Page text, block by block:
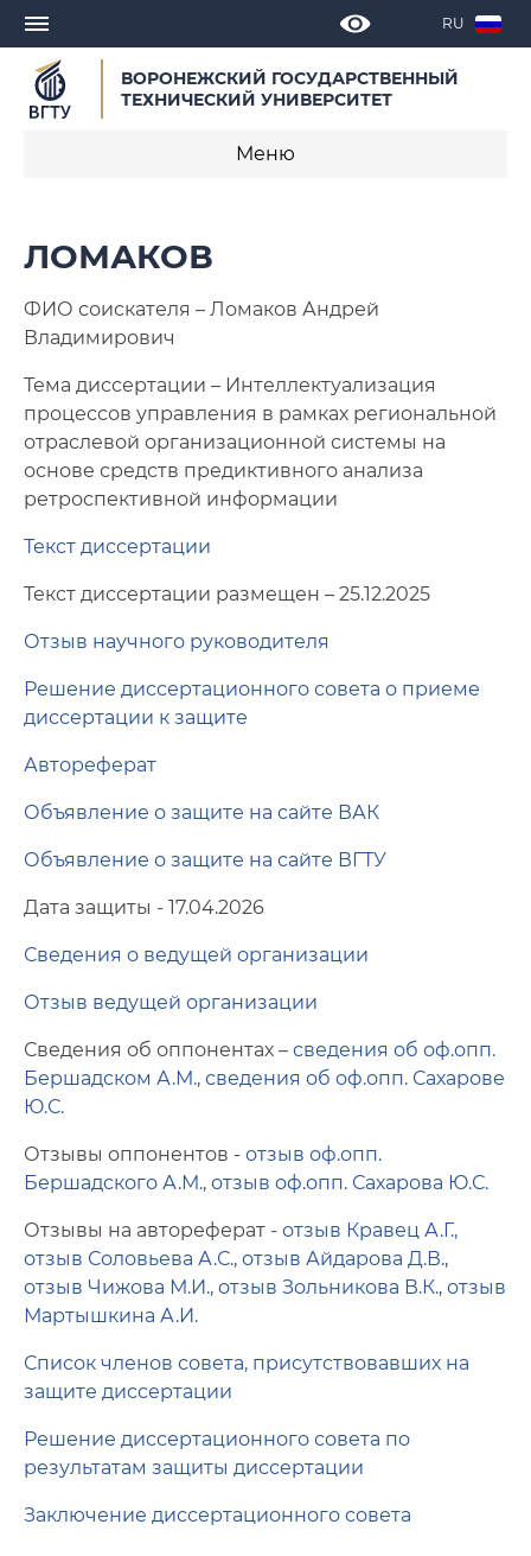
RU
ВОРОНЕЖСКИЙ ГОСУДАРСТВЕННЫЙ
ТЕХНИЧЕСКИЙ УНИВЕРСИТЕТ
Меню
Бухольцев
Ломаков
Атласов
Пужанова
Сотников
Богданов
Акперов
ЛОМАКОВ
ФИО соискателя – Ломаков Андрей
Владимирович
Тема диссертации – Интеллектуализация
процессов управления в рамках региональной
отраслевой организационной системы на
основе средств предиктивного анализа
ретроспективной информации
Текст диссертации
Текст диссертации размещен – 25.12.2025
Отзыв научного руководителя
Решение диссертационного совета о приеме
диссертации к защите
Автореферат
Объявление о защите на сайте ВАК
Объявление о защите на сайте ВГТУ
Дата защиты - 17.04.2026
Сведения о ведущей организации
Отзыв ведущей организации
Сведения об оппонентах – сведения об оф.опп.
Бершадском А.М., сведения об оф.опп. Сахарове
Ю.С.
Отзывы оппонентов - отзыв оф.опп.
Бершадского А.М., отзыв оф.опп. Сахарова Ю.С.
Отзывы на автореферат - отзыв Кравец А.Г.,
отзыв Соловьева А.С., отзыв Айдарова Д.В.,
отзыв Чижова М.И., отзыв Зольникова В.К., отзыв
Мартышкина А.И.
Список членов совета, присутствовавших на
защите диссертации
Решение диссертационного совета по
результатам защиты диссертации
Заключение диссертационного совета